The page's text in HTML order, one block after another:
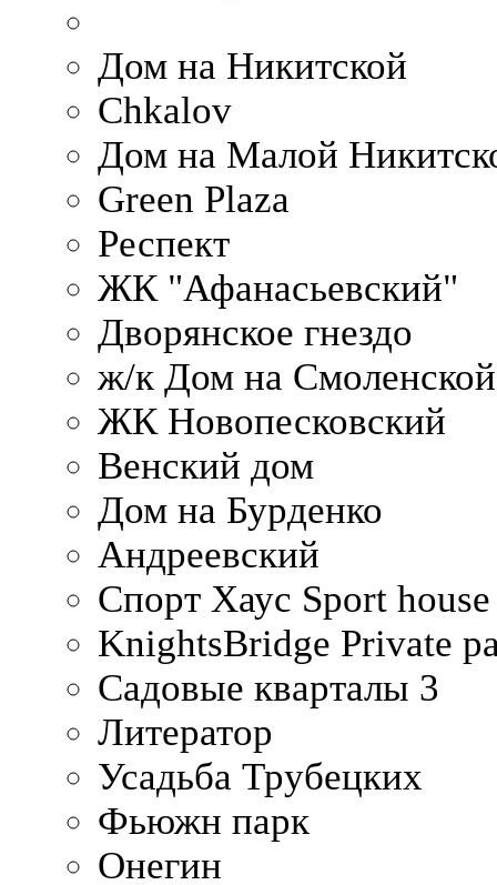
Дом на Никитской
Chkalov
Дом на Малой
Green Plaza
Респект
ЖК "Афанасьевский"
Дворянское гнездо
ж/к Дом на
ЖК Новопесковский
Венский дом
Дом на Бурденко
Андреевский
Спорт Хаус Sport house
KnightsBridge Private
Садовые кварталы 3
Литератор
Усадьба Трубецких
Фьюжн парк
Онегин